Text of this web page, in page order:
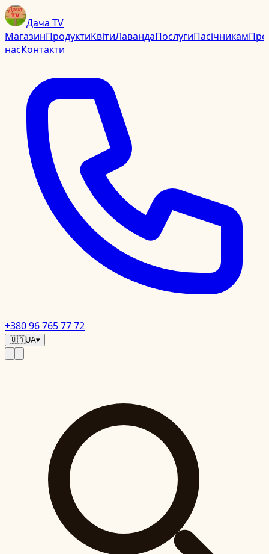
Дача TV
МагазинПродуктиКвітиЛавандаПослугиПасічникамПро
насКонтакти
+380 96 765 77 72
🇺🇦UA▾